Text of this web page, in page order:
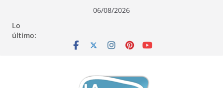
contenido
navegación
contenido
06/08/2026
Lo
último: